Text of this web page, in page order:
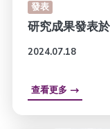
發表
研究成果發表
2024.07.18
查看更多